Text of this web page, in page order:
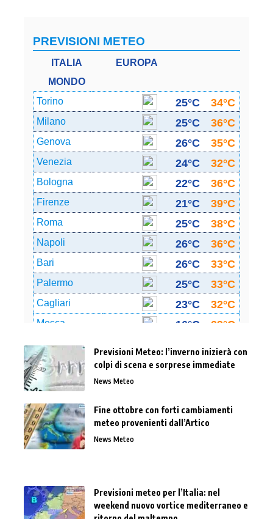
Previsioni Meteo: l’inverno inizierà con
colpi di scena e sorprese immediate
News Meteo
Fine ottobre con forti cambiamenti
meteo provenienti dall’Artico
News Meteo
Previsioni meteo per l’Italia: nel
weekend nuovo vortice mediterraneo e